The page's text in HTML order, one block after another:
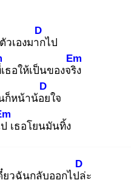
วเองมาก
D
ไป
เธอให้เป็นของจริง
Em
ก็หน้าน้อย
D
ใจ
เธอโยนมันทิ้ง
ยวฉันกลับออกไปล่
D
ะ